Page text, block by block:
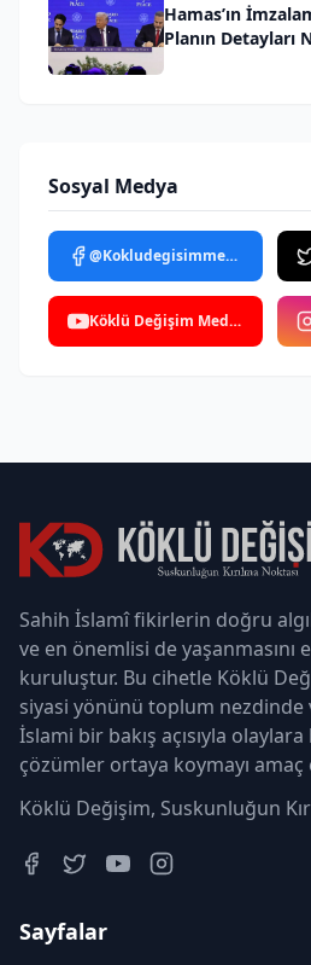
Hamas’ın
Planın Detayları
Sosyal Medya
@Kokludegisimmedya
Köklü Değişim Medya
Sahih İslamî fikirlerin doğru
ve en önemlisi de yaşanmasını
kuruluştur. Bu cihetle Köklü
siyasi yönünü toplum nezdinde
İslami bir bakış açısıyla
çözümler ortaya koymayı amaç
Köklü Değişim, Suskunluğun
Sayfalar